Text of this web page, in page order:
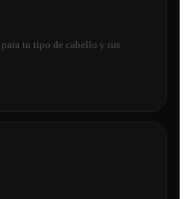
tu tipo de cabello y tus